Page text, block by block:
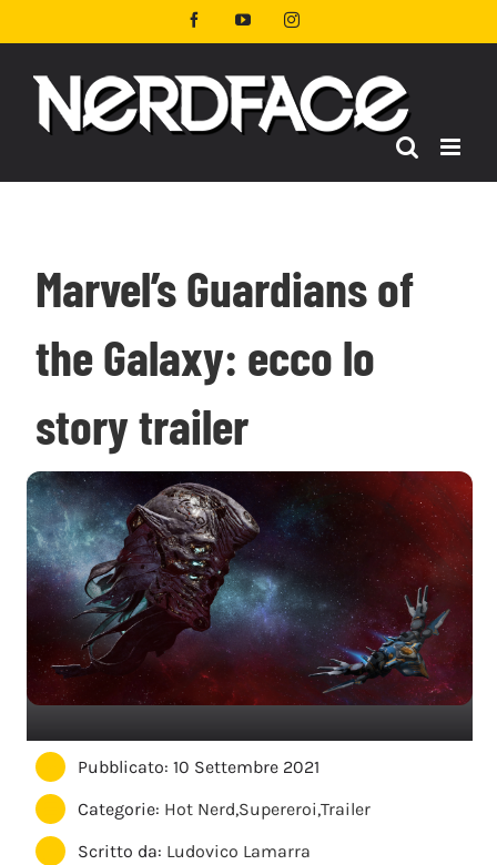
al
FacebookYouTubeInstagram
Marvel’s Guardians of
the Galaxy: ecco lo
story trailer
Pubblicato: 10 Settembre 2021
Categorie: Hot Nerd,Supereroi,Trailer
Scritto da: Ludovico Lamarra